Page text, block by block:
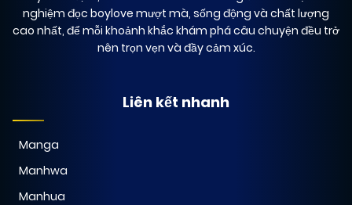
nghiệm đọc boylove mượt mà, sống động và chất lượng
cao nhất, để mỗi khoảnh khắc khám phá câu chuyện đều trở
nên trọn vẹn và đầy cảm xúc.
Liên kết nhanh
Manga
Manhwa
Manhua